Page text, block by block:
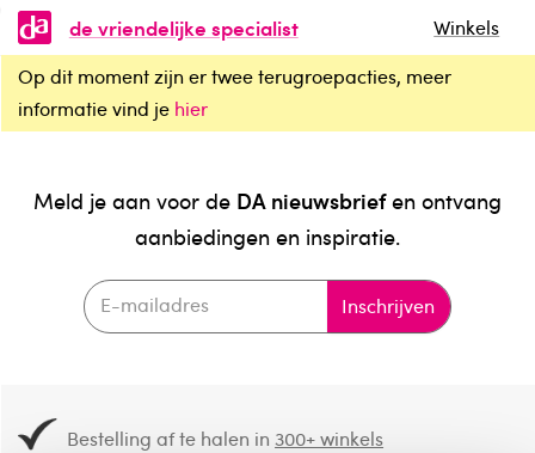
de vriendelijke specialist
Winkels
Op dit moment zijn er twee terugroepacties, meer
informatie vind je hier
Meld je aan voor de DA nieuwsbriefen ontvang
aanbiedingen en inspiratie.
Inschrijven
Bestelling af te halen in300+ winkels